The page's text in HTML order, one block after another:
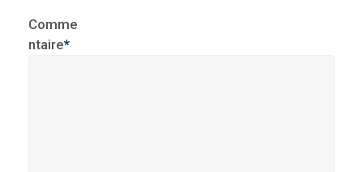
Comme
ntaire*